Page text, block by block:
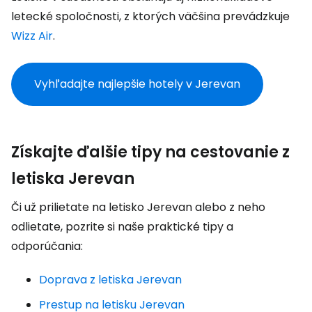
letecké spoločnosti, z ktorých väčšina prevádzkuje
Wizz Air.
Vyhľadajte najlepšie hotely v Jerevan
Získajte ďalšie tipy na cestovanie z
letiska Jerevan
Či už prilietate na letisko Jerevan alebo z neho
odlietate, pozrite si naše praktické tipy a
odporúčania:
Doprava z letiska Jerevan
Prestup na letisku Jerevan